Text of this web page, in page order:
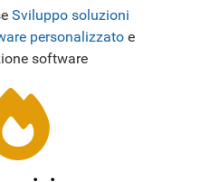
Sviluppo soluzioni
personalizzato e
software